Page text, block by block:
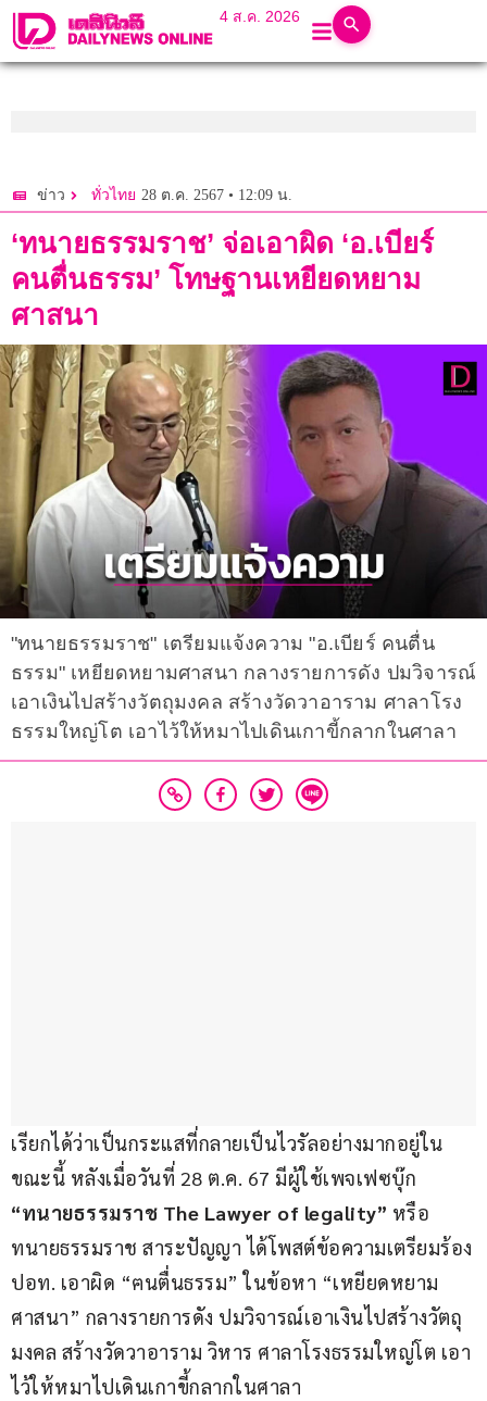
4 ส.ค. 2026
ข่าว ทั่วไทย 28 ต.ค. 2567 • 12:09 น.
‘ทนายธรรมราช’ จ่อเอาผิด ‘อ.เบียร์
คนตื่นธรรม’ โทษฐานเหยียดหยาม
ศาสนา
"ทนายธรรมราช" เตรียมแจ้งความ "อ.เบียร์ คนตื่น
ธรรม" เหยียดหยามศาสนา กลางรายการดัง ปมวิจารณ์
เอาเงินไปสร้างวัตถุมงคล สร้างวัดวาอาราม ศาลาโรง
ธรรมใหญ่โต​ เอาไว้ให้หมาไปเดินเกาขี้กลากในศาลา​
เรียกได้ว่าเป็นกระแสที่กลายเป็นไวรัลอย่างมากอยู่ใน
ขณะนี้ หลังเมื่อวันที่ 28 ต.ค. 67 มีผู้ใช้เพจเฟซบุ๊ก
“ทนายธรรมราช The Lawyer of legality” หรือ
ทนายธรรมราช​ สาระปัญญา ได้โพสต์ข้อความเตรียมร้อง
ปอท. เอาผิด “ฅนตื่นธรรม” ในข้อหา “เหยียดหยาม
ศาสนา” กลางรายการดัง ปมวิจารณ์เอาเงินไปสร้างวัตถุ
มงคล สร้างวัดวาอาราม วิหาร ศาลาโรงธรรมใหญ่โต​ เอา
ไว้ให้หมาไปเดินเกาขี้กลากในศาลา​